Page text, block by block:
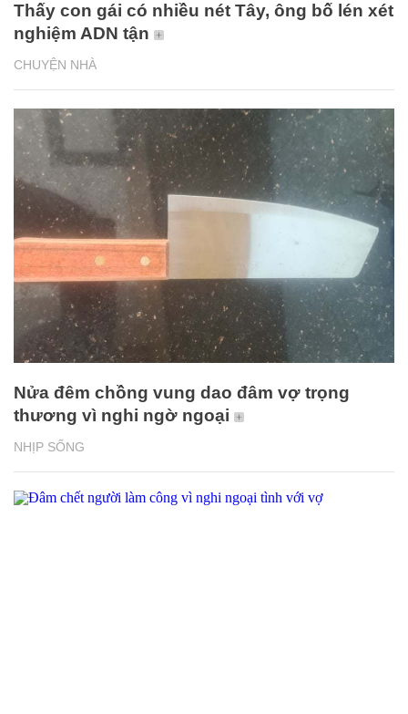
CHUYỆN NHÀ
Thấy con gái có nhiều nét Tây, ông bố lén xét
nghiệm ADN tận
NHỊP SỐNG
Nửa đêm chồng vung dao đâm vợ trọng
thương vì nghi ngờ ngoại